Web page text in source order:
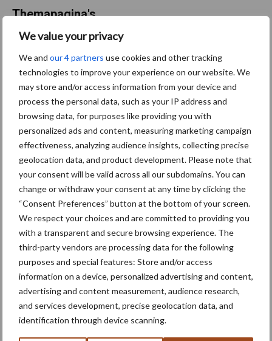
We value your privacy
We and our 4 partners use cookies and other tracking
technologies to improve your experience on our website. We
may store and/or access information from your device and
process the personal data, such as your IP address and
browsing data, for purposes like providing you with
personalized ads and content, measuring marketing campaign
effectiveness, analyzing audience insights, collecting precise
geolocation data, and product development. Please note that
your consent will be valid across all our subdomains. You can
change or withdraw your consent at any time by clicking the
“Consent Preferences” button at the bottom of your screen.
We respect your choices and are committed to providing you
with a transparent and secure browsing experience. The
third-party vendors are processing data for the following
purposes and special features: Store and/or access
information on a device, personalized advertising and content,
advertising and content measurement, audience research,
and services development, precise geolocation data, and
identification through device scanning.
Primaire
Sidebar
Recent nieuws Partner nieuws
6 aug
"Hoge verwachtingen van schijven
voor kouters"
Themapagina's
Kunstmeststrooier Pootmachine
Toon meer